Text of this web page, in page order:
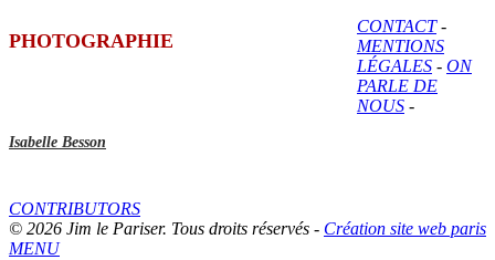
PHOTOGRAPHIE
Isabelle Besson
CONTACT-
MENTIONS
LÉGALES - ON
PARLE DE
NOUS -
CONTRIBUTORS
© 2026 Jim le Pariser. Tous droits réservés - Création site web paris
MENU